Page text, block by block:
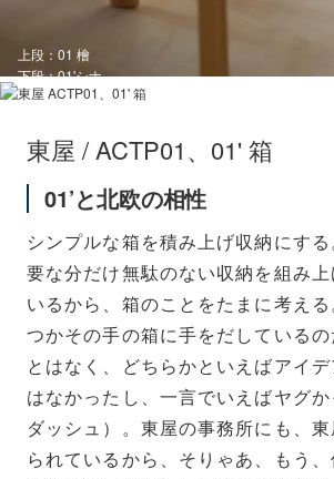
上段：01 檜
下段：01'シナ
東屋 / ACTP01、01' 箱
01’と北欧の相性
シンプルな箱を積み上げ収納にす
要な分だけ無駄のない収納を組み
いるから、箱のことをたまに考え
つかその手の箱に手をだしている
とはなく、どちらかといえばアイ
はなかったし、一言でいえばヤグ
ダッシュ）。東屋の事務所にも、
られているから、そりゃあ、もう